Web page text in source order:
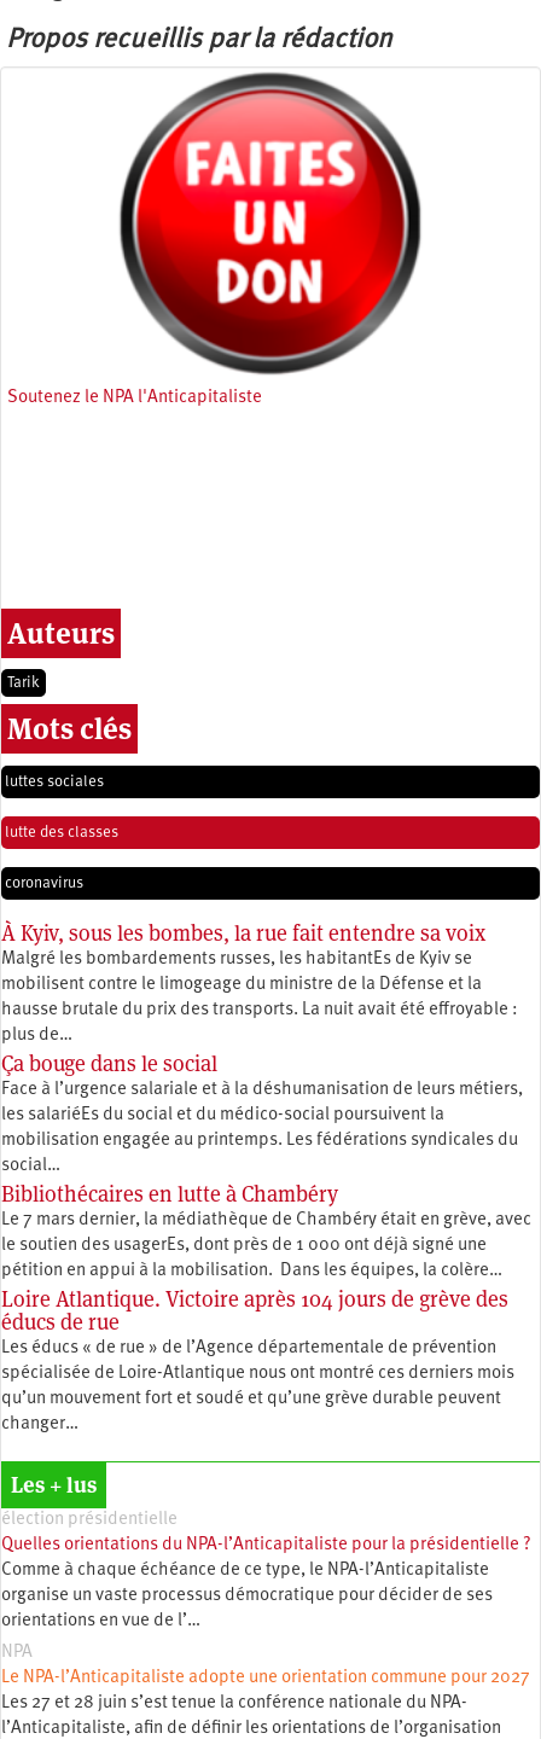
Propos recueillis par la rédaction
Soutenez le NPA l'Anticapitaliste
Auteurs
Tarik
Mots clés
luttes sociales
lutte des classes
coronavirus
À Kyiv, sous les bombes, la rue fait entendre sa voix
Malgré les bombardements russes, les habitantEs de Kyiv se
mobilisent contre le limogeage du ministre de la Défense et la
hausse brutale du prix des transports. La nuit avait été effroyable :
plus de…
Ça bouge dans le social
Face à l’urgence salariale et à la déshumanisation de leurs métiers,
les salariéEs du social et du médico-social poursuivent la
mobilisation engagée au printemps. Les fédérations syndicales du
social…
Bibliothécaires en lutte à Chambéry
Le 7 mars dernier, la médiathèque de Chambéry était en grève, avec
le soutien des usagerEs, dont près de 1 000 ont déjà signé une
pétition en appui à la mobilisation. Dans les équipes, la colère…
Loire Atlantique. Victoire après 104 jours de grève des
éducs de rue
Les éducs « de rue » de l’Agence départementale de prévention
spécialisée de Loire-Atlantique nous ont montré ces derniers mois
qu’un mouvement fort et soudé et qu’une grève durable peuvent
changer…
Les + lus
élection présidentielle
Quelles orientations du NPA-l’Anticapitaliste pour la présidentielle ?
Comme à chaque échéance de ce type, le NPA-l’Anticapitaliste
organise un vaste processus démocratique pour décider de ses
orientations en vue de l’…
NPA
Le NPA-l’Anticapitaliste adopte une orientation commune pour 2027
Les 27 et 28 juin s’est tenue la conférence nationale du NPA-
l’Anticapitaliste, afin de définir les orientations de l’organisation